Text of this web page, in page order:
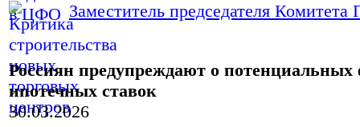
Заместитель председателя Комитета
Россиян предупреждают о
ипотечных ставок
30.03.2026